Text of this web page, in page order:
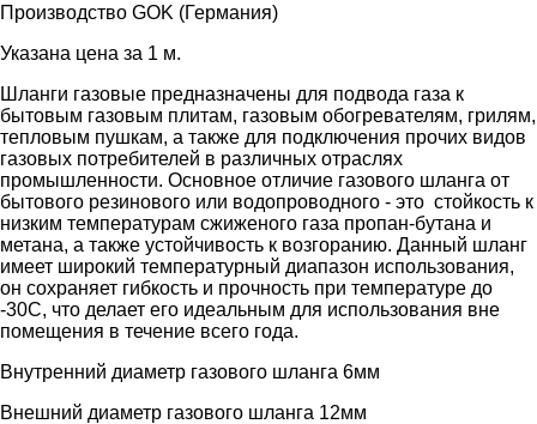
Производство GOK (Германия)
Указана цена за 1 м.
Шланги газовые предназначены для подвода газа к
бытовым газовым плитам, газовым обогревателям, грилям,
тепловым пушкам, а также для подключения прочих видов
газовых потребителей в различных отраслях
промышленности. Основное отличие газового шланга от
бытового резинового или водопроводного - это стойкость к
низким температурам сжиженого газа пропан-бутана и
метана, а также устойчивость к возгоранию. Данный шланг
имеет широкий температурный диапазон использования,
он сохраняет гибкость и прочность при температуре до
-30С, что делает его идеальным для использования вне
помещения в течение всего года.
Внутренний диаметр газового шланга 6мм
Внешний диаметр газового шланга 12мм